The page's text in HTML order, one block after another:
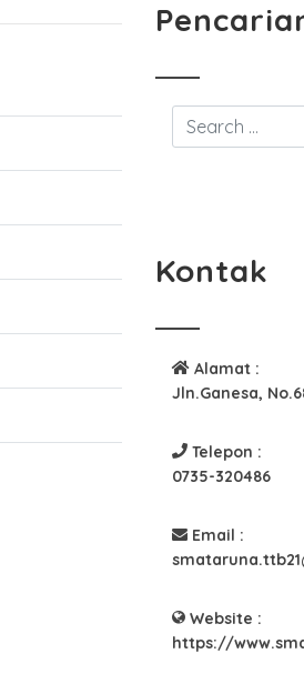
Kontak
Alamat :
Jln.Ganesa,
Telepon :
0735-320486
Email :
Website :
https://